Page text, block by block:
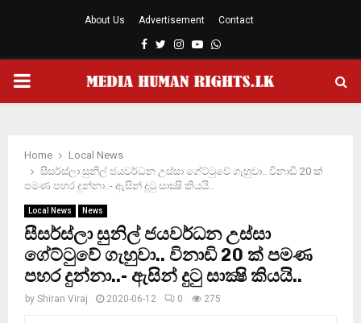
About Us Advertisement Contact
Facebook
TwitterInstagram
YoutubeWhatsapp
PRIMARY
Home
Local News
සීසර්ස්ලා සුනිල් ජයවර්ධන උස්සා ගේට්ටුවේ ගැහුවා.. විනාඩි 20 ක්
පමණ පහර දුන්නා..- ඇසින් දුටු සාක්‍ෂි කියයි..
Local News News
සීසර්ස්ලා සුනිල් ජයවර්ධන උස්සා
ගේට්ටුවේ ගැහුවා.. විනාඩි 20 ක් පමණ
පහර දුන්නා..- ඇසින් දුටු සාක්‍ෂි කියයි..
by Shiran Viraj 2020-06-12 0 275